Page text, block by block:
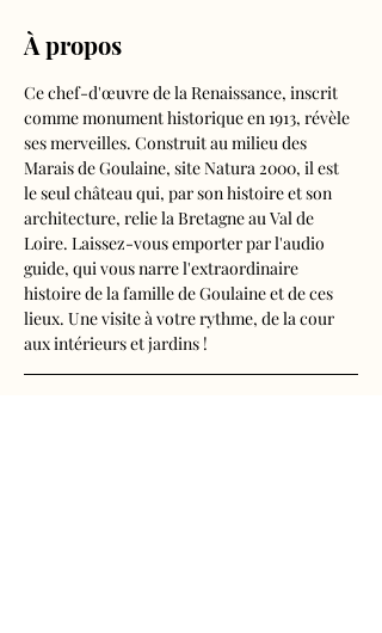
À propos
Ce chef-d'œuvre de la Renaissance, inscrit
comme monument historique en 1913, révèle
ses merveilles. Construit au milieu des
Marais de Goulaine, site Natura 2000, il est
le seul château qui, par son histoire et son
architecture, relie la Bretagne au Val de
Loire. Laissez-vous emporter par l'audio
guide, qui vous narre l'extraordinaire
histoire de la famille de Goulaine et de ces
lieux. Une visite à votre rythme, de la cour
aux intérieurs et jardins !